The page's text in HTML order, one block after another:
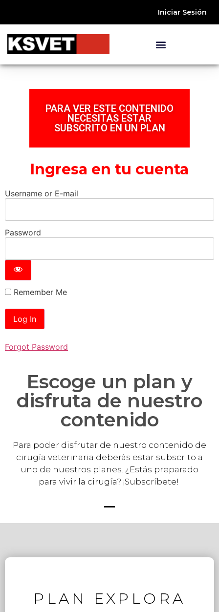
Iniciar Sesión
PARA VER ESTE CONTENIDO
NECESITAS ESTAR
SUBSCRITO EN UN PLAN
Ingresa en tu cuenta
Username or E-mail
Password
Remember Me
Forgot Password
Escoge un plan y
disfruta de nuestro
contenido
Para poder disfrutar de nuestro contenido de
cirugía veterinaria deberás estar subscrito a
uno de nuestros planes. ¿Estás preparado
para vivir la cirugía? ¡Subscríbete!
PLAN EXPLORA